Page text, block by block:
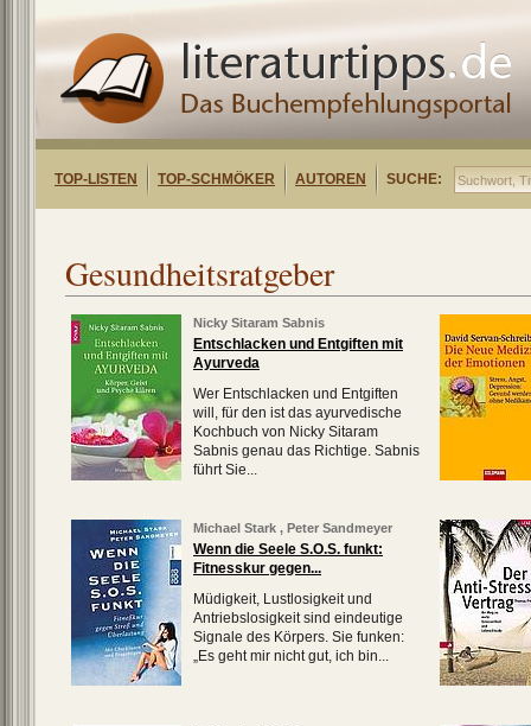
TOP-LISTEN TOP-SCHMÖKER AUTOREN SUCHE:
Gesundheitsratgeber
Nicky Sitaram Sabnis
Entschlacken und Entgiften mit
Ayurveda
Wer Entschlacken und Entgiften
will, für den ist das ayurvedische
Kochbuch von Nicky Sitaram
Sabnis genau das Richtige. Sabnis
führt Sie...
Michael Stark , Peter Sandmeyer
Wenn die Seele S.O.S. funkt:
Fitnesskur gegen...
Müdigkeit, Lustlosigkeit und
Antriebslosigkeit sind eindeutige
Signale des Körpers. Sie funken:
„Es geht mir nicht gut, ich bin...